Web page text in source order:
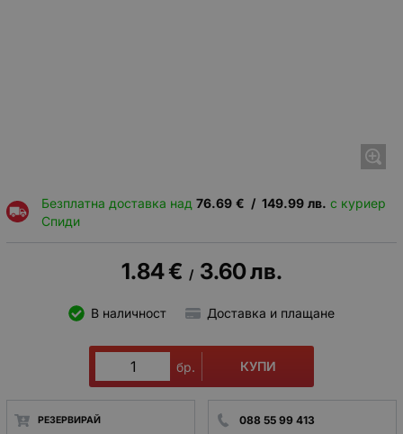
Безплатна доставка над 76.69 € / 149.99 лв. с куриер
Спиди
1.84€ / 3.60лв.
В наличност Доставка и плащане
бр. КУПИ
РЕЗЕРВИРАЙ 088 55 99 413